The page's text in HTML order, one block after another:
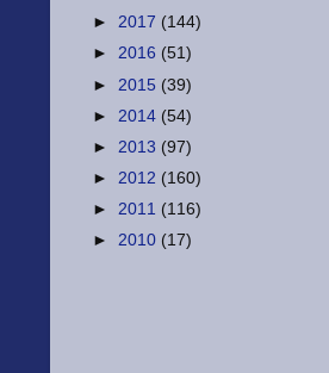
► 2017 (144)
► 2016 (51)
► 2015 (39)
► 2014 (54)
► 2013 (97)
► 2012 (160)
► 2011 (116)
► 2010 (17)